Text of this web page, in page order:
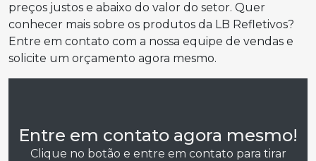
preços justos e abaixo do valor do setor. Quer
conhecer mais sobre os produtos da LB Refletivos?
Entre em contato com a nossa equipe de vendas e
solicite um orçamento agora mesmo.
Entre em contato agora mesmo!
Clique no botão e entre em contato para tirar